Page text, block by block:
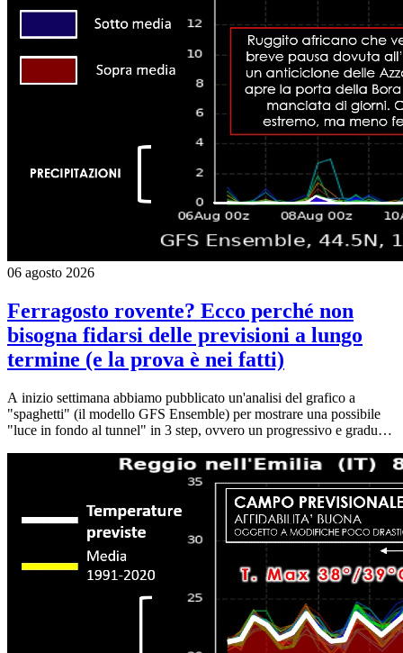
06 agosto 2026
Ferragosto rovente? Ecco perché non
bisogna fidarsi delle previsioni a lungo
termine (e la prova è nei fatti)
A inizio settimana abbiamo pubblicato un'analisi del grafico a
"spaghetti" (il modello GFS Ensemble) per mostrare una possibile
"luce in fondo al tunnel" in 3 step, ovvero un progressivo e graduale
distanza: scenario drasticamente cambiato. Addio (almeno per ora)
all'uscita lineare in tre step dalla bolla di caldo estremo. Se l'analisi di
inizio settimana mostrava un calo deciso a metà mese, le
elaborazioni odierne vedono un periodo di Ferragosto rovente, del
tutto paragonabile alle giornate estreme che ci stiamo lasciando alle
spalle.